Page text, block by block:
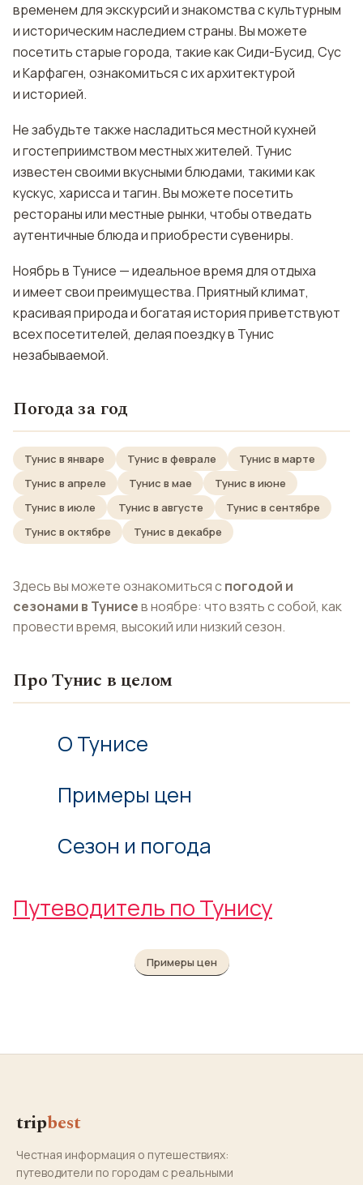
временем для экскурсий и знакомства с культурным
и историческим наследием страны. Вы можете
посетить старые города, такие как Сиди-Бусид, Сус
и Карфаген, ознакомиться с их архитектурой
и историей.
Не забудьте также насладиться местной кухней
и гостеприимством местных жителей. Тунис
известен своими вкусными блюдами, такими как
кускус, харисса и тагин. Вы можете посетить
рестораны или местные рынки, чтобы отведать
аутентичные блюда и приобрести сувениры.
Ноябрь в Тунисе — идеальное время для отдыха
и имеет свои преимущества. Приятный климат,
красивая природа и богатая история приветствуют
всех посетителей, делая поездку в Тунис
незабываемой.
Погода за год
Тунис в январе Тунис в феврале
Тунис в марте
Тунис в апреле
Тунис в мае
Тунис в июне
Тунис в июле
Тунис в августе
Тунис в сентябре
Тунис в октябре
Тунис в декабре
Здесь вы можете ознакомиться спогодой и
сезонами в Тунисев ноябре: что взять с собой, как
провести время, высокий или низкий сезон.
Про Тунис в целом
О Тунисе
Примеры цен
Сезон и погода
Путеводитель по Тунису
Примеры цен
tripbest
Честная информация о путешествиях:
путеводители по городам с реальными